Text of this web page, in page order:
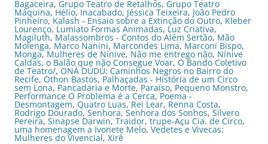
Bagaceira, Grupo Teatro de Retalhos, Grupo Teatro
Máquina, Hélio, Inacabado, Jéssica Teixeira, João Pedro
Pinheiro, Kalash - Ensaio sobre a Extinção do Outro, Kleber
Lourenço, Lumiato Formas Animadas, Luz Criativa,
Magiluth, Malassombros - Contos do Além Sertão, Mão
Molenga, Marco Nanini, Marcondes Lima, Marconi Bispo,
Monga, Mulheres de Nínive, Não me entrego não, Nínive
Caldas, o Balão que não Consegue Voar, O Bando Coletivo
de Teatro/, ONÁ DÚDÚ: Caminhos Negros no Bairro do
Recife, Othon Bastos, Palhaçadas - História de um Circo
sem Lona, Pancadaria e Morte, Paraíso, Pequeno Monstro,
Performance O Problema é a Cerca, Poema -
Desmontagem, Quatro Luas, Rei Lear, Renna Costa,
Rodrigo Dourado, Senhora, Senhora dos Sonhos, Silvero
Pereira, Sinapse Darwin, Traidor, trupe-Açu Cia. de Circo,
uma homenagem a Ivonete Melo, Vedetes e Vivecas:
Mulheres do Vivencial, Xirê